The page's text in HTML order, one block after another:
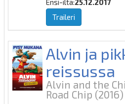
Ensi-ilta:25.12.2017
Traileri
Alvin ja
reissussa
Alvin and the
Road Chip (2016)